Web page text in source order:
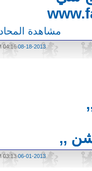
مشاهدة المحادثة
08-18-2013
04:16 PM
,,
06-01-2013
03:13 AM